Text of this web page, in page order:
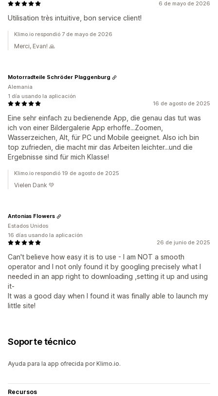
6 de mayo de 2026
Utilisation très intuitive, bon service client!
Klimo.io respondió 7 de mayo de 2026
Merci, Evan! 🙏
16 de agosto de 2025
Eine sehr einfach zu bedienende App, die genau das tut was
ich von einer Bildergalerie App erhoffe...Zoomen,
Wasserzeichen, Alt, für PC und Mobile geeignet. Also ich bin
top zufrieden, die macht mir das Arbeiten leichter...und die
Ergebnisse sind für mich Klasse!
Motorradteile Schröder Plaggenburg
Alemania
1 día usando la aplicación
Klimo.io respondió 19 de agosto de 2025
Vielen Dank 💚
26 de junio de 2025
Can't believe how easy it is to use - I am NOT a smooth
operator and I not only found it by googling precisely what I
needed in an app right to downloading ,setting it up and using
it-
It was a good day when I found it was finally able to launch my
little site!
Antonias Flowers
Estados Unidos
16 días usando la aplicación
Soporte técnico
Ayuda para la app ofrecida por Klimo.io.
Recursos